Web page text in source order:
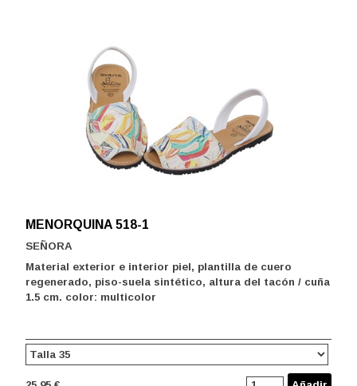
MENORQUINA 518-1
SEÑORA
Material exterior e interior piel, plantilla de cuero
regenerado, piso-suela sintético, altura del tacón / cuña
1.5 cm. color: multicolor